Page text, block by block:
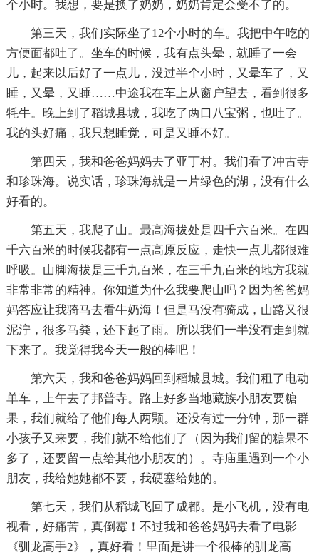
个小时。我想，要是换了奶奶，奶奶肯定会受不了的。
第三天，我们实际坐了12个小时的车。我把中午吃的
方便面都吐了。坐车的时候，我有点头晕，就睡了一会
儿，起来以后好了一点儿，没过半个小时，又晕车了，又
睡，又晕，又睡……中途我在车上从窗户望去，看到很多
牦牛。晚上到了稻城县城，我吃了两口八宝粥，也吐了。
我的头好痛，我只想睡觉，可是又睡不好。
第四天，我和爸爸妈妈去了亚丁村。我们看了冲古寺
和珍珠海。说实话，珍珠海就是一片绿色的湖，没有什么
好看的。
第五天，我爬了山。最高海拔处是四千六百米。在四
千六百米的时候我都有一点高原反应，走快一点儿都很难
呼吸。山脚海拔是三千九百米，在三千九百米的地方我就
非常非常的精神。你知道为什么我要爬山吗？因为爸爸妈
妈答应让我骑马去看牛奶海！但是马没有骑成，山路又很
泥泞，很多马粪，还下起了雨。所以我们一半没有走到就
下来了。我觉得我今天一般的棒吧！
第六天，我和爸爸妈妈回到稻城县城。我们租了电动
单车，上午去了邦普寺。路上好多当地藏族小朋友要糖
果，我们就给了他们每人两颗。还没有过一分钟，那一群
小孩子又来要，我们就不给他们了（因为我们留的糖果不
多了，还要留一点给其他小朋友的）。寺庙里遇到一个小
朋友，我给她她都不要，我硬塞给她的。
第七天，我们从稻城飞回了成都。是小飞机，没有电
视看，好痛苦，真倒霉！不过我和爸爸妈妈去看了电影
《驯龙高手2》，真好看！里面是讲一个很棒的驯龙高